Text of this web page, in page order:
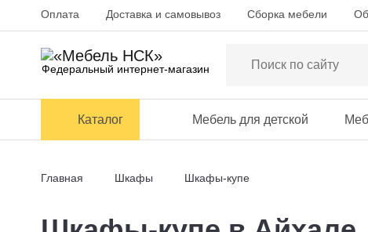
Оплата Доставка и самовывоз Сборка мебели
Федеральный интернет-магазин
Каталог Мебель для детской
Главная Шкафы Шкафы-купе